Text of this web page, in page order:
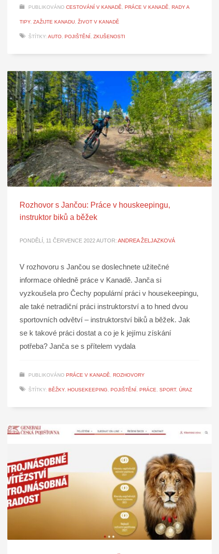
PUBLIKOVÁNO CESTOVÁNÍ V KANADĚ, PRÁCE V KANADĚ, RADY A
TIPY, ZAŽIJTE KANADU, ŽIVOT V KANADĚ
ŠTÍTKY: AUTO, POJIŠTĚNÍ, ZKUŠENOSTI
Rozhovor s Jančou: Práce v houskeepingu,
instruktor biků a běžek
PONDĚLÍ, 11 ČERVENCE 2022AUTOR: ANDREA ŽELJAZKOVÁ
V rozhovoru s Jančou se doslechnete užitečné
informace ohledně práce v Kanadě. Janča si
vyzkoušela pro Čechy populární práci v housekeepingu,
ale také netradiční práci instruktorství a to hned dvou
sportovních odvětví – instruktorství biků a běžek. Jak
se k takové práci dostat a co je k jejímu získání
potřeba? Janča se s přítelem vydala
PUBLIKOVÁNO PRÁCE V KANADĚ, ROZHOVORY
ŠTÍTKY: BĚŽKY, HOUSEKEEPING, POJIŠTĚNÍ, PRÁCE, SPORT, ÚRAZ